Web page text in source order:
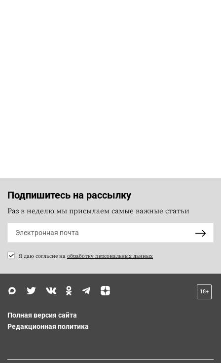
Подпишитесь на рассылку
Раз в неделю мы присылаем самые важные статьи
Я даю согласие на обработку персональных данных
18+
Полная версия сайта
Редакционная политика